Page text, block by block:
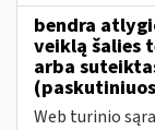
bendra
veiklą šalies
arba
Web turinio